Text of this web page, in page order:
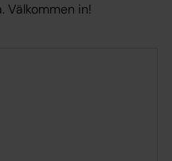
Välkommen in!